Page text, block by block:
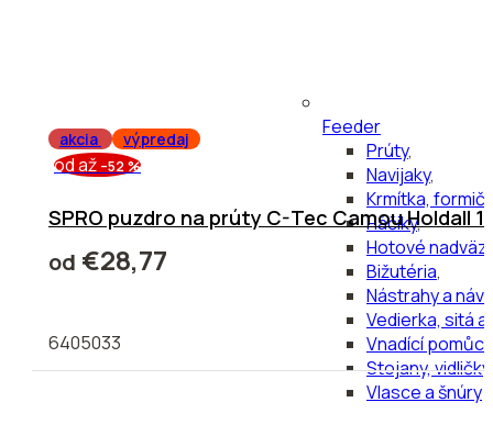
Feeder
Prúty,
Navijaky,
Krmítka,
Háčiky,
Hotové
Bižutéria,
Nástrahy a
Vedierka, sitá a
Vnadící
Stojany,
Vlasce a šnúry
akcia výpredaj
odaž –52 %
SPRO puzdro na prúty C-Tec Camou Holdall
od €28,77
6405033